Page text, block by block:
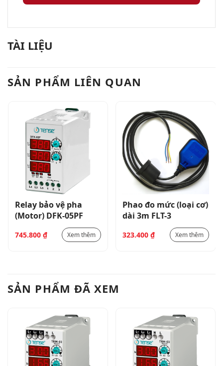
TÀI LIỆU
SẢN PHẨM LIÊN QUAN
Relay bảo vệ pha
(Motor) DFK-05PF
745.800 ₫ Xem thêm
Phao đo mức (loại cơ)
dài 3m FLT-3
323.400 ₫ Xem thêm
SẢN PHẨM ĐÃ XEM